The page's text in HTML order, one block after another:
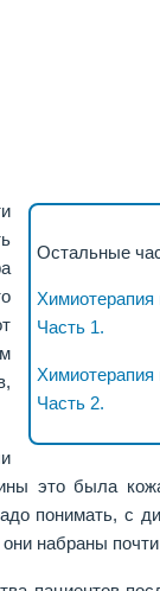
Остальные
Химиотерапия
Часть 1.
Химиотерапия
Часть 2.
это была
понимать, с
набраны почти